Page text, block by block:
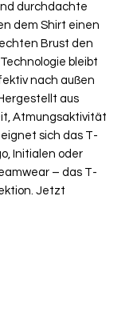
durchdachte
dem Shirt einen
Brust den
bleibt
nach außen
aus
Atmungsaktivität
sich das T-
Initialen oder
– das T-
Jetzt